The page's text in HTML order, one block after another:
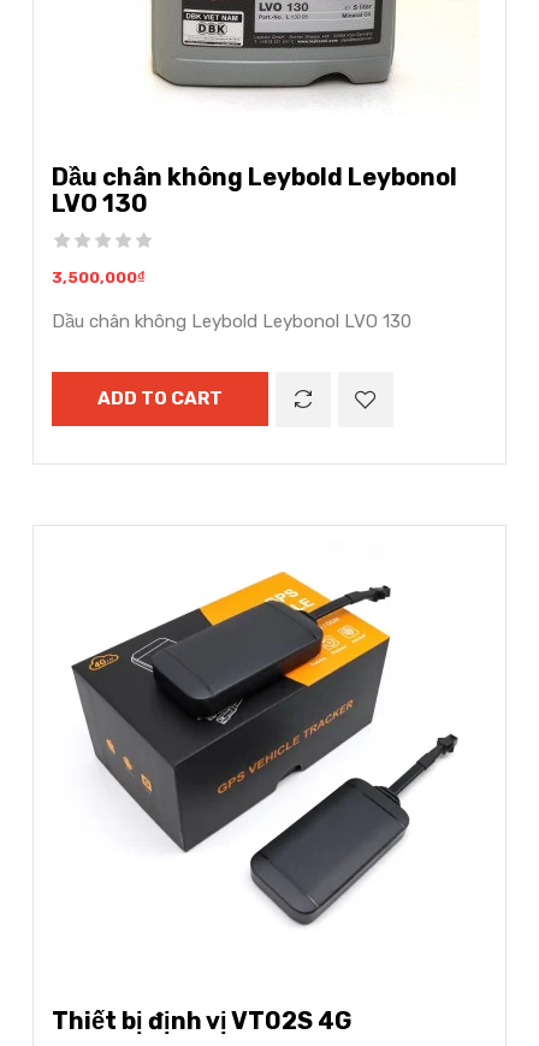
Dầu chân không Leybold Leybonol
LVO 130
3,500,000₫
Dầu chân không Leybold Leybonol LVO 130
ADD TO CART
Thiết bị định vị VT02S 4G